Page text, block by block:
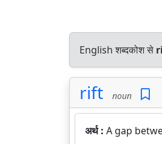
English शब्दकोश से
rift noun
अर्थ : A gap